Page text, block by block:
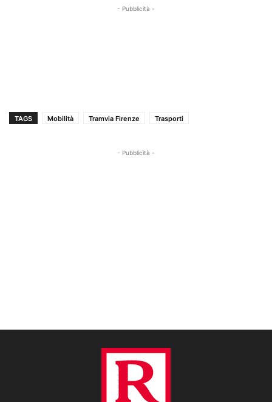
- Pubblicità -
TAGS Mobilità Tramvia Firenze Trasporti
- Pubblicità -